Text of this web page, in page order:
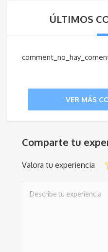
ÚLTIMOS
VER MÁS
Comparte tu
Valora tu experiencia